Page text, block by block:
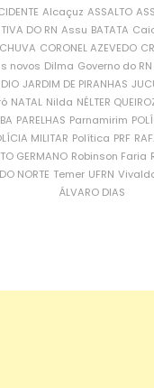
Alcaçuz ASSALTO
DO RN Assu BATATA
CORONEL AZEVEDO
novos Dilma Governo do RN
JARDIM DE PIRANHAS
NATAL Nilda NÉLTER
PARELHAS Parnamirim
MILITAR Política PRF
GERMANO Robinson Faria
NORTE Temer UFRN
ÁLVARO DIAS